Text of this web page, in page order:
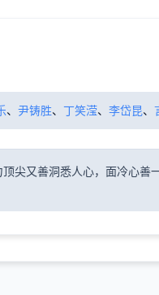
、 尹铸胜、 丁笑滢、 李岱昆、
尖又善洞悉人心，面冷心善